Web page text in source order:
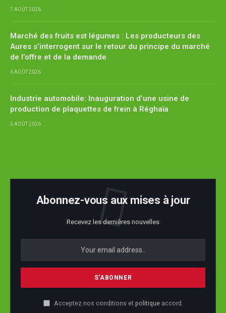
7 AOÛT 2026
Marché des fruits est légumes : Les producteurs des
Aures s’interrogent sur le retour du principe du marché
de l’offre et de la demande
6 AOÛT 2026
Industrie automobile: Inauguration d’une usine de
production de plaquettes de frein à Réghaïa
5 AOÛT 2026
Abonnez-vous aux mises à jour
Recevez les dernières nouvelles
Acceptez nos conditions et politiqueaccord.